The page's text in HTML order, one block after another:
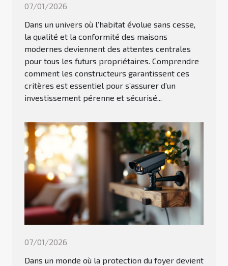
07/01/2026
Dans un univers où l’habitat évolue sans cesse,
la qualité et la conformité des maisons
modernes deviennent des attentes centrales
pour tous les futurs propriétaires. Comprendre
comment les constructeurs garantissent ces
critères est essentiel pour s’assurer d’un
investissement pérenne et sécurisé...
07/01/2026
Dans un monde où la protection du foyer devient